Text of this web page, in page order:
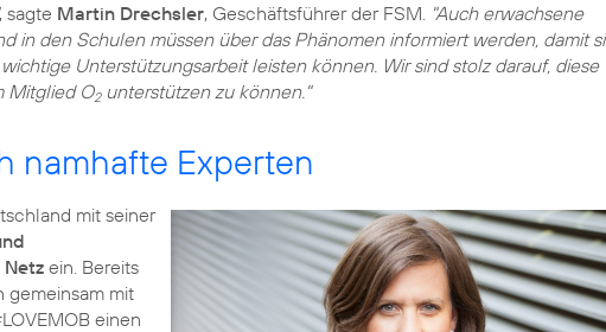
, sagte Martin Drechsler, Geschäftsführer der FSM. "Auch erwachsene
in den Schulen müssen über das Phänomen informiert werden, damit
Unterstützungsarbeit leisten können. Wir sind stolz darauf, diese
Mitglied O2unterstützen zu können."
namhafte Experten
mit seiner
ein. Bereits
gemeinsam mit
einen